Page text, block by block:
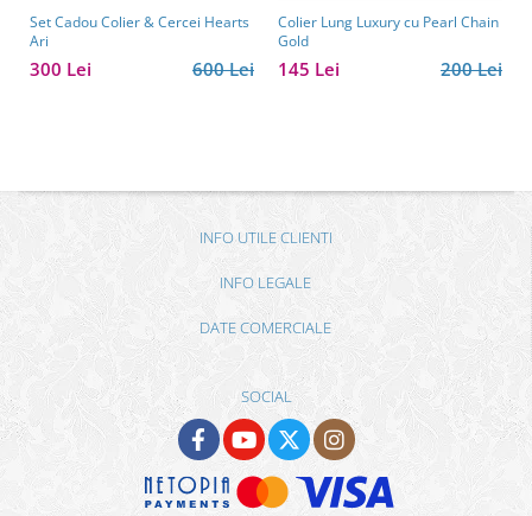
Set Cadou Colier & Cercei Hearts
Ari
600 Lei
300 Lei
Colier Lung Luxury cu Pearl Chain
Gold
200 Lei
145 Lei
INFO UTILE CLIENTI
INFO LEGALE
DATE COMERCIALE
SOCIAL